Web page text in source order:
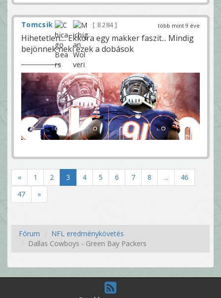
több mint 9 éve
Tomcsik 8 284
Hihetetlen.... Ekkora egy makker faszit... Mindig
bejönnek neki ezek a dobások
« 1 2 3 4 5 6 7 8 ...
46
47
»
Fórum
NFL eredménykövetés
Dallas Cowboys - Green Bay Packers